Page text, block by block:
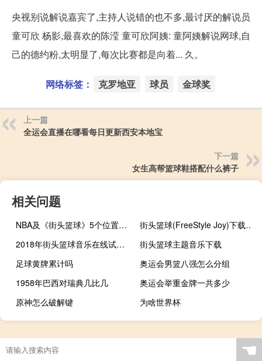
央视别说解说嘉宾了,主持人说错的也不多,最讨厌的解说员
童可欣 杨影,最喜欢的陈滢 童可欣阿姨: 童阿姨解说网球,自
己的德约粉,太明显了,每次比赛都是向着... 久。
网络标签： 克罗地亚 球员 金球奖
上一篇
全运会直播在哪看每日更新西安本地宝
下一篇
女生高帮篮球鞋搭配什么裤子
相关问题
NBA及《街头篮球》5个位置的详细介绍
街头篮球(FreeStyle Joy)下载(电脑、安卓和IOS所有版本)
2018年街头篮球音乐在线试听及下载
街头篮球主题音乐下载
足球黄牌累计吗
奥运会男篮八强怎么分组
1958年巴西对瑞典几比几
奥运会举重金牌一共多少
原神怎么破解键
为啥世界杯
恒大足球总投资多少
世界奥运会多久举行一次
保卫萝卜单机手机攻略
csol角色推荐 ☚